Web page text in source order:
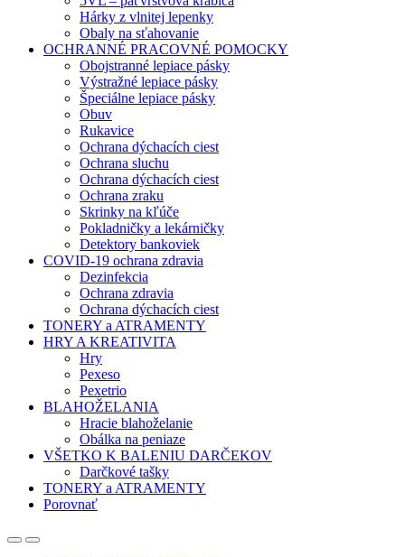
Hárky z vlnitej lepenky
Obaly na sťahovanie
OCHRANNÉ PRACOVNÉ POMOCKY
Obojstranné lepiace pásky
Výstražné lepiace pásky
Špeciálne lepiace pásky
Obuv
Rukavice
Ochrana dýchacích ciest
Ochrana sluchu
Ochrana dýchacích ciest
Ochrana zraku
Skrinky na kľúče
Pokladničky a lekárničky
Detektory bankoviek
COVID-19 ochrana zdravia
Dezinfekcia
Ochrana zdravia
Ochrana dýchacích ciest
TONERY a ATRAMENTY
HRY A KREATIVITA
Hry
Pexeso
Pexetrio
BLAHOŽELANIA
Hracie blahoželanie
Obálka na peniaze
VŠETKO K BALENIU DARČEKOV
Darčkové tašky
TONERY a ATRAMENTY
Porovnať
OpenClose